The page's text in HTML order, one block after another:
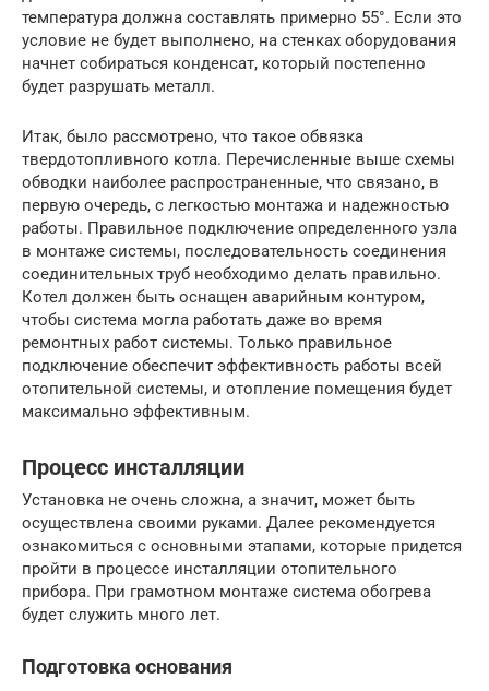
температура должна составлять примерно 55°. Если это
условие не будет выполнено, на стенках оборудования
начнет собираться конденсат, который постепенно
будет разрушать металл.
Итак, было рассмотрено, что такое обвязка
твердотопливного котла. Перечисленные выше схемы
обводки наиболее распространенные, что связано, в
первую очередь, с легкостью монтажа и надежностью
работы. Правильное подключение определенного узла
в монтаже системы, последовательность соединения
соединительных труб необходимо делать правильно.
Котел должен быть оснащен аварийным контуром,
чтобы система могла работать даже во время
ремонтных работ системы. Только правильное
подключение обеспечит эффективность работы всей
отопительной системы, и отопление помещения будет
максимально эффективным.
Процесс инсталляции
Установка не очень сложна, а значит, может быть
осуществлена своими руками. Далее рекомендуется
ознакомиться с основными этапами, которые придется
пройти в процессе инсталляции отопительного
прибора. При грамотном монтаже система обогрева
будет служить много лет.
Подготовка основания